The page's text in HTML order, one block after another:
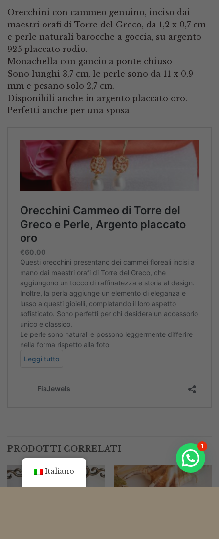
Orecchini con cammeo genuino, inciso dai
maestri orafi di Torre del Greco, da 1,2 x 0,7 cm
e perle naturali barocche a goccia, su argento
925 placcato rodio.
Monachella con gancio a ponte chiuso
Sono lunghi 3,7 cm, le perle sono da 11 x 0,9
mm e pesano solo 2,7 cm.
Disponibili anche in argento placcato oro.
Perfetti anche per una sposa
PRODOTTI CORRELATI
Italiano
1